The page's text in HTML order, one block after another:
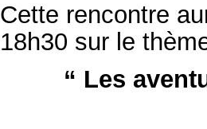
Cette rencontre
18h30 sur le
“ Les